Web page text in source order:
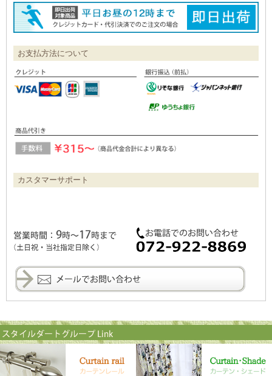
お支払方法について
カスタマーサポート